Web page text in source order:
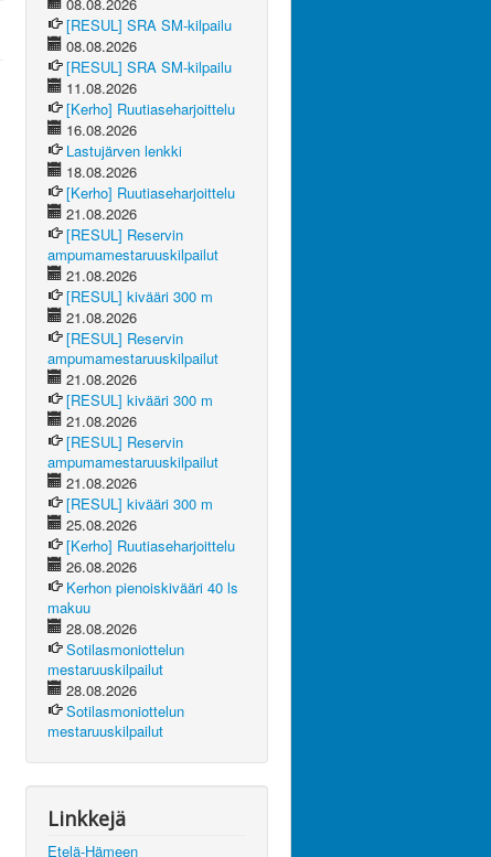
[RESUL] SRA SM-kilpailu
08.08.2026
[RESUL] SRA SM-kilpailu
11.08.2026
[Kerho] Ruutiaseharjoittelu
16.08.2026
Lastujärven lenkki
18.08.2026
[Kerho] Ruutiaseharjoittelu
21.08.2026
[RESUL] Reservin
ampumamestaruuskilpailut
21.08.2026
[RESUL] kivääri 300 m
21.08.2026
[RESUL] Reservin
ampumamestaruuskilpailut
21.08.2026
[RESUL] kivääri 300 m
21.08.2026
[RESUL] Reservin
ampumamestaruuskilpailut
21.08.2026
[RESUL] kivääri 300 m
25.08.2026
[Kerho] Ruutiaseharjoittelu
26.08.2026
Kerhon pienoiskivääri 40 ls
makuu
28.08.2026
Sotilasmoniottelun
mestaruuskilpailut
28.08.2026
Sotilasmoniottelun
mestaruuskilpailut
Linkkejä
Etelä-Hämeen